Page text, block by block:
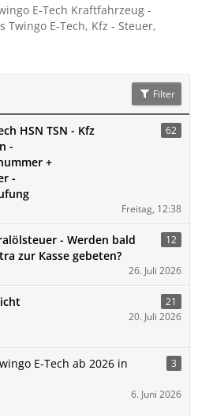
E-Tech Kraftfahrzeug -
Twingo E-Tech, Kfz - Steuer,
Filter
HSN TSN - Kfz
-
+
-
62
Freitag, 12:38
- Werden bald
zur Kasse gebeten?
12
26. Juli 2026
21
20. Juli 2026
E-Tech ab 2026 in
3
6. Juni 2026